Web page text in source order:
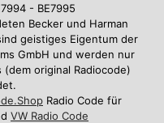
- BE7995
Becker und Harman
geistiges Eigentum der
GmbH und werden nur
original Radiocode)
Radio Code für
VW Radio Code